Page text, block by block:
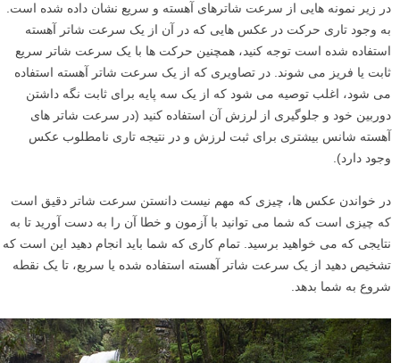
در زیر نمونه هایی از سرعت شاترهای آهسته و سریع نشان داده شده است.
به وجود تاری حرکت در عکس هایی که در آن از یک سرعت شاتر آهسته
استفاده شده است توجه کنید، همچنین حرکت ها با یک سرعت شاتر سریع
ثابت یا فریز می شوند. در تصاویری که از یک سرعت شاتر آهسته استفاده
می شود، اغلب توصیه می شود که از یک سه پایه برای ثابت نگه داشتن
دوربین خود و جلوگیری از لرزش آن استفاده کنید (در سرعت شاتر های
آهسته شانس بیشتری برای ثبت لرزش و در نتیجه تاری نامطلوب عکس
وجود دارد).
در خواندن عکس ها، چیزی که مهم نیست دانستن سرعت شاتر دقیق است
که چیزی است که شما می توانید با آزمون و خطا آن را به دست آورید تا به
نتایجی که می خواهید برسید. تمام کاری که شما باید انجام دهید این است که
تشخیص دهید از یک سرعت شاتر آهسته استفاده شده یا سریع، تا یک نقطه
شروع به شما بدهد.